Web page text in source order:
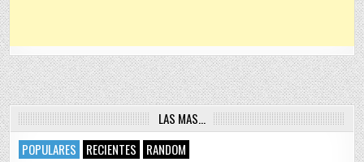
LAS MAS…
POPULARES
RECIENTES RANDOM
4 7455